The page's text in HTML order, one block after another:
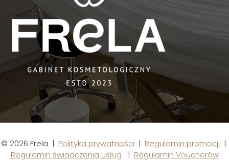
© 2026 Frela | Polityka prywatności | Regulamin promocji |
Regulamin świadczenia usług | Regulamin Voucherów